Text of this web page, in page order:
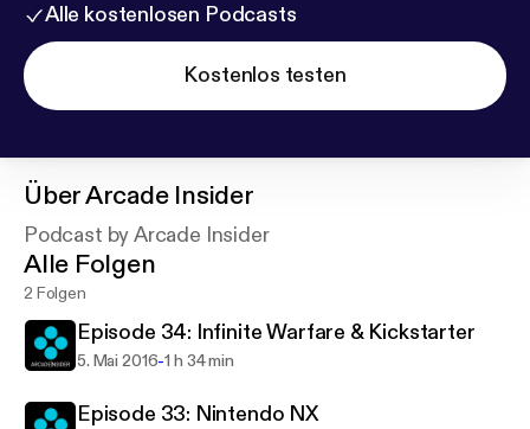
Alle kostenlosen Podcasts
Kostenlos testen
ÜberArcade Insider
Podcast by Arcade Insider
Alle Folgen
2 Folgen
Episode 34: Infinite Warfare & Kickstarter
5. Mai 2016-1 h 34 min
Episode 33: Nintendo NX